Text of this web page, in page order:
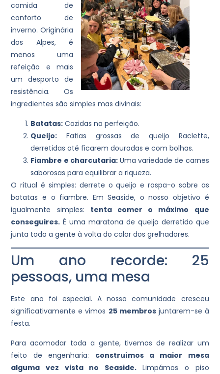
comida de
conforto de
inverno. Originária
dos Alpes, é
menos uma
refeição e mais
um desporto de
resistência. Os
ingredientes são simples mas divinais:
Batatas: Cozidas na perfeição.
Queijo: Fatias grossas de queijo Raclette,
derretidas até ficarem douradas e com bolhas.
Fiambre e charcutaria:Uma variedade de carnes
saborosas para equilibrar a riqueza.
O ritual é simples: derrete o queijo e raspa-o sobre as
batatas e o fiambre. Em Seaside, o nosso objetivo é
igualmente simples: tenta comer o máximo que
conseguires. É uma maratona de queijo derretido que
junta toda a gente à volta do calor dos grelhadores.
Um ano recorde: 25
pessoas, uma mesa
Este ano foi especial. A nossa comunidade cresceu
significativamente e vimos 25 membrosjuntarem-se à
festa.
Para acomodar toda a gente, tivemos de realizar um
feito de engenharia: construímos a maior mesa
alguma vez vista no Seaside.Limpámos o piso